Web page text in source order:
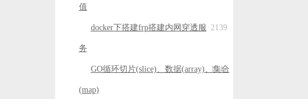
值
docker下搭建frp搭建内网穿透服
务
2139
GO循环切片(slice)、数据(array)、集合
(map)
1547